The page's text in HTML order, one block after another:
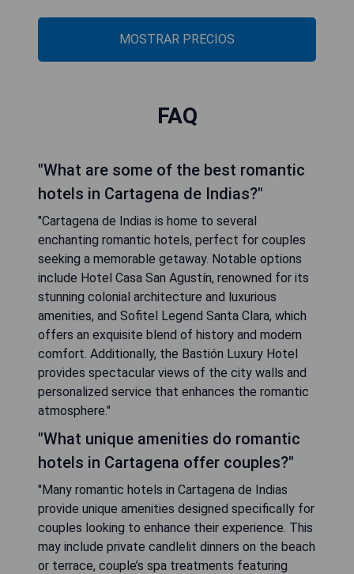
MOSTRAR PRECIOS
FAQ
"What are some of the best romantic
hotels in Cartagena de Indias?"
"Cartagena de Indias is home to several
enchanting romantic hotels, perfect for couples
seeking a memorable getaway. Notable options
include Hotel Casa San Agustín, renowned for its
stunning colonial architecture and luxurious
amenities, and Sofitel Legend Santa Clara, which
offers an exquisite blend of history and modern
comfort. Additionally, the Bastión Luxury Hotel
provides spectacular views of the city walls and
personalized service that enhances the romantic
atmosphere."
"What unique amenities do romantic
hotels in Cartagena offer couples?"
"Many romantic hotels in Cartagena de Indias
provide unique amenities designed specifically for
couples looking to enhance their experience. This
may include private candlelit dinners on the beach
or terrace, couple’s spa treatments featuring